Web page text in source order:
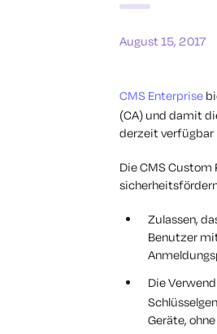
August 15, 2017
CMS Enterprise
(CA) und damit
derzeit verfügbar
Die CMS
Zulassen,
Benutzer
Die
Geräte,